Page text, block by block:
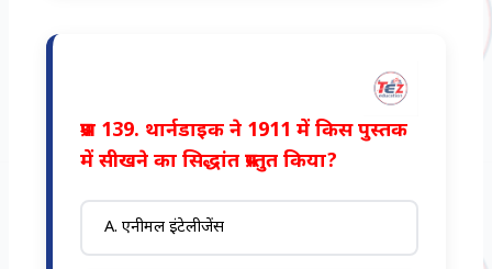
प्रश्न 139. थार्नडाइक ने 1911 में किस पुस्तक
में सीखने का सिद्धांत प्रस्तुत किया?
A. एनीमल इंटेलीजेंस